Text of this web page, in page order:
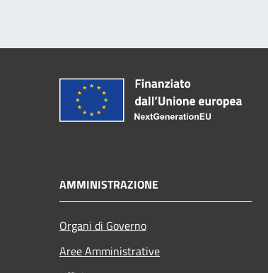
AMMINISTRAZIONE
Organi di Governo
Aree Amministrative